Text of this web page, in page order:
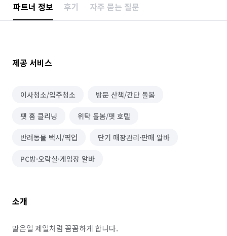
파트너 정보 후기 자주 묻는 질문
제공 서비스
이사청소/입주청소 방문 산책/간단 돌봄
펫 홈 클리닝 위탁 돌봄/펫 호텔
반려동물 택시/픽업 단기 매장관리·판매 알바
PC방·오락실·게임장 알바
소개
맡은일 제일처럼 꼼꼼하게 합니다.